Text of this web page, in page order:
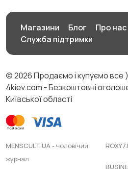
Магазини Блог
Про нас
Служба підтримки
© 2026 Продаємо і купуємо все
4kiev.com - Безкоштовні
Київської області
MENSCULT.UA- чоловічий
журнал